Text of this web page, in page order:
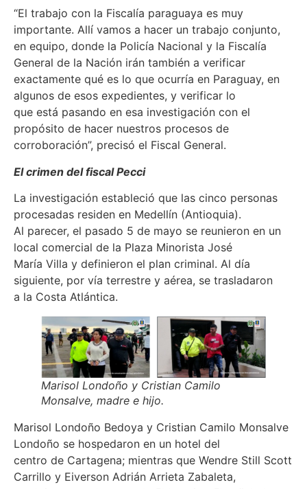
“El trabajo con la Fiscalía paraguaya es muy
importante. Allí vamos a hacer un trabajo conjunto,
en equipo, donde la Policía Nacional y la Fiscalía
General de la Nación irán también a verificar
exactamente qué es lo que ocurría en Paraguay, en
algunos de esos expedientes, y verificar lo
que está pasando en esa investigación con el
propósito de hacer nuestros procesos de
corroboración”, precisó el Fiscal General.
El crimen del fiscal Pecci
La investigación estableció que las cinco personas
procesadas residen en Medellín (Antioquia).
Al parecer, el pasado 5 de mayo se reunieron en un
local comercial de la Plaza Minorista José
María Villa y definieron el plan criminal. Al día
siguiente, por vía terrestre y aérea, se trasladaron
a la Costa Atlántica.
Marisol Londoño y Cristian Camilo
Monsalve, madre e hijo.
Marisol Londoño Bedoya y Cristian Camilo Monsalve
Londoño se hospedaron en un hotel del
centro de Cartagena; mientras que Wendre Still Scott
Carrillo y Eiverson Adrián Arrieta Zabaleta,